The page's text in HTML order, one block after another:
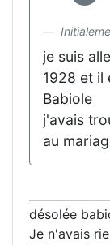
je suis
1928 et il
Babiole
j'avais
au
désolée
Je n'avais